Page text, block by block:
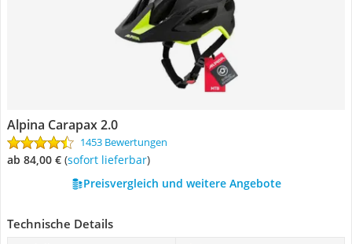
Alpina Carapax 2.0
1453 Bewertungen
ab 84,00 € ( Sofort lieferbar)
Preisvergleich und weitere Angebote
Technische Details